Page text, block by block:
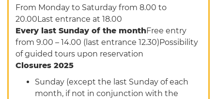
From Monday to Saturday from 8.00 to
20.00Last entrance at 18.00
Every last Sunday of the monthFree entry
from 9.00 – 14.00 (last entrance 12.30)Possibility
of guided tours upon reservation
Closures 2025
Sunday (except the last Sunday of each
month, if not in conjunction with the